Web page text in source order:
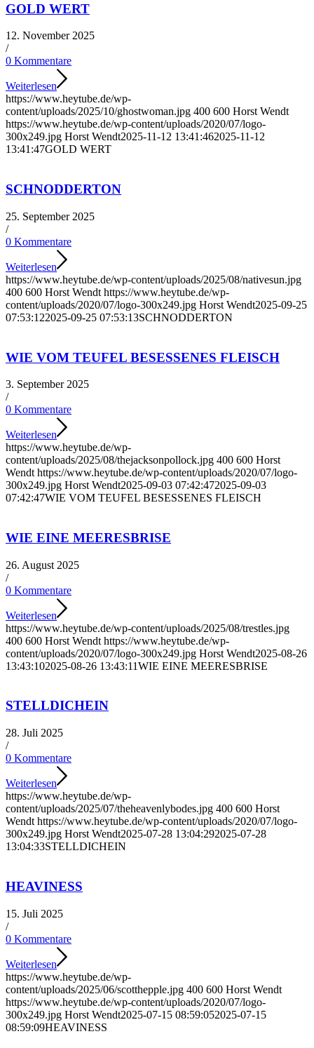
GOLD WERT
12. November 2025
/
0 Kommentare
Weiterlesen
https://www.heytube.de/wp-
content/uploads/2025/10/ghostwoman.jpg 400 600 Horst Wendt
https://www.heytube.de/wp-content/uploads/2020/07/logo-
300x249.jpg Horst Wendt2025-11-12 13:41:462025-11-12
13:41:47GOLD WERT
SCHNODDERTON
25. September 2025
/
0 Kommentare
Weiterlesen
https://www.heytube.de/wp-content/uploads/2025/08/nativesun.jpg
400 600 Horst Wendt https://www.heytube.de/wp-
content/uploads/2020/07/logo-300x249.jpg Horst Wendt2025-09-25
07:53:122025-09-25 07:53:13SCHNODDERTON
WIE VOM TEUFEL BESESSENES FLEISCH
3. September 2025
/
0 Kommentare
Weiterlesen
https://www.heytube.de/wp-
content/uploads/2025/08/thejacksonpollock.jpg 400 600 Horst
Wendt https://www.heytube.de/wp-content/uploads/2020/07/logo-
300x249.jpg Horst Wendt2025-09-03 07:42:472025-09-03
07:42:47WIE VOM TEUFEL BESESSENES FLEISCH
WIE EINE MEERESBRISE
26. August 2025
/
0 Kommentare
Weiterlesen
https://www.heytube.de/wp-content/uploads/2025/08/trestles.jpg
400 600 Horst Wendt https://www.heytube.de/wp-
content/uploads/2020/07/logo-300x249.jpg Horst Wendt2025-08-26
13:43:102025-08-26 13:43:11WIE EINE MEERESBRISE
STELLDICHEIN
28. Juli 2025
/
0 Kommentare
Weiterlesen
https://www.heytube.de/wp-
content/uploads/2025/07/theheavenlybodes.jpg 400 600 Horst
Wendt https://www.heytube.de/wp-content/uploads/2020/07/logo-
300x249.jpg Horst Wendt2025-07-28 13:04:292025-07-28
13:04:33STELLDICHEIN
HEAVINESS
15. Juli 2025
/
0 Kommentare
Weiterlesen
https://www.heytube.de/wp-
content/uploads/2025/06/scotthepple.jpg 400 600 Horst Wendt
https://www.heytube.de/wp-content/uploads/2020/07/logo-
300x249.jpg Horst Wendt2025-07-15 08:59:052025-07-15
08:59:09HEAVINESS